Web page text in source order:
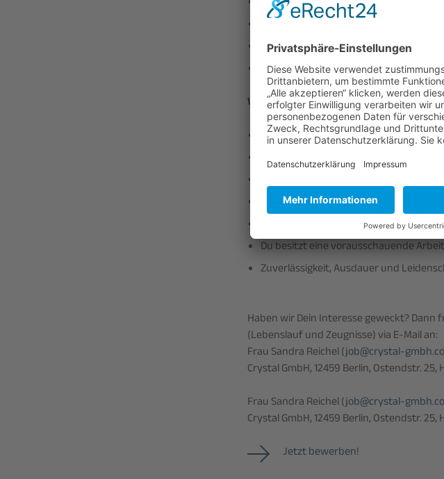
Weiterbildungsmöglichkeiten
eine Gruppenunfallversicherung, die
Welche Anforderung bringst Du mit:
Du besitzt im Idealfall eine technische
Du bist ein Feinmotoriker mit ruhiger
Erfahrung im Handling mit einer
sichere Anwendung der
Du besitzt eine vorausschauende
Zuverlässigkeit, Ausdauer und
Haben wir Dein Interesse geweckt?
(Lebenslauf und Zeugnisse) via E-Mail an:
Frau Sandra Reichel (job@crystal-
Crystal GmbH, 12459 Berlin, Ostendstr. 25,
Frau Sandra Reichel (job@crystal-
Crystal GmbH, 12459 Berlin, Ostendstr. 25,
Jetzt bewerben!